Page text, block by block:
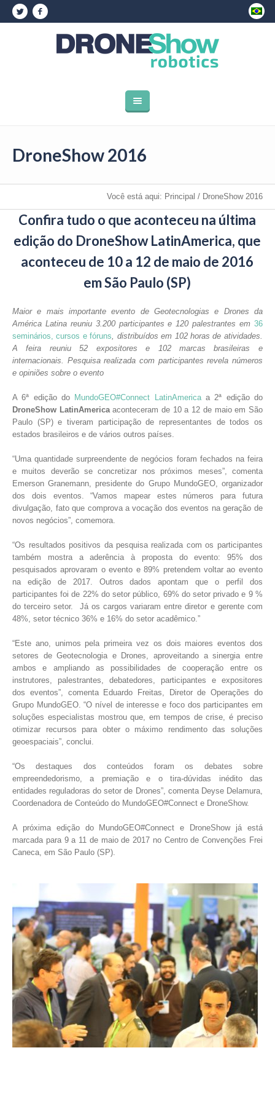
DroneShow 2016
Você está aqui: Principal / DroneShow 2016
Confira tudo o que aconteceu na última
edição do DroneShow LatinAmerica, que
aconteceu de 10 a 12 de maio de 2016
em São Paulo (SP)
Maior e mais importante evento de Geotecnologias e Drones da
América Latina reuniu 3.200 participantes e 120 palestrantes em 36
seminários, cursos e fóruns, distribuídos em 102 horas de atividades.
A feira reuniu 52 expositores e 102 marcas brasileiras e
internacionais. Pesquisa realizada com participantes revela números
e opiniões sobre o evento
A 6ª edição do MundoGEO#Connect LatinAmericaa 2ª edição do
DroneShow LatinAmericaaconteceram de 10 a 12 de maio em São
Paulo (SP) e tiveram participação de representantes de todos os
estados brasileiros e de vários outros países.
“Uma quantidade surpreendente de negócios foram fechados na feira
e muitos deverão se concretizar nos próximos meses”, comenta
Emerson Granemann, presidente do Grupo MundoGEO, organizador
dos dois eventos. “Vamos mapear estes números para futura
divulgação, fato que comprova a vocação dos eventos na geração de
novos negócios”, comemora.
“Os resultados positivos da pesquisa realizada com os participantes
também mostra a aderência à proposta do evento: 95% dos
pesquisados aprovaram o evento e 89% pretendem voltar ao evento
na edição de 2017. Outros dados apontam que o perfil dos
participantes foi de 22% do setor público, 69% do setor privado e 9 %
do terceiro setor. Já os cargos variaram entre diretor e gerente com
48%, setor técnico 36% e 16% do setor acadêmico.”
“Este ano, unimos pela primeira vez os dois maiores eventos dos
setores de Geotecnologia e Drones, aproveitando a sinergia entre
ambos e ampliando as possibilidades de cooperação entre os
instrutores, palestrantes, debatedores, participantes e expositores
dos eventos”, comenta Eduardo Freitas, Diretor de Operações do
Grupo MundoGEO. “O nível de interesse e foco dos participantes em
soluções especialistas mostrou que, em tempos de crise, é preciso
otimizar recursos para obter o máximo rendimento das soluções
geoespaciais”, conclui.
“Os destaques dos conteúdos foram os debates sobre
empreendedorismo, a premiação e o tira-dúvidas inédito das
entidades reguladoras do setor de Drones”, comenta Deyse Delamura,
Coordenadora de Conteúdo do MundoGEO#Connect e DroneShow.
A próxima edição do MundoGEO#Connect e DroneShow já está
marcada para 9 a 11 de maio de 2017 no Centro de Convenções Frei
Caneca, em São Paulo (SP).